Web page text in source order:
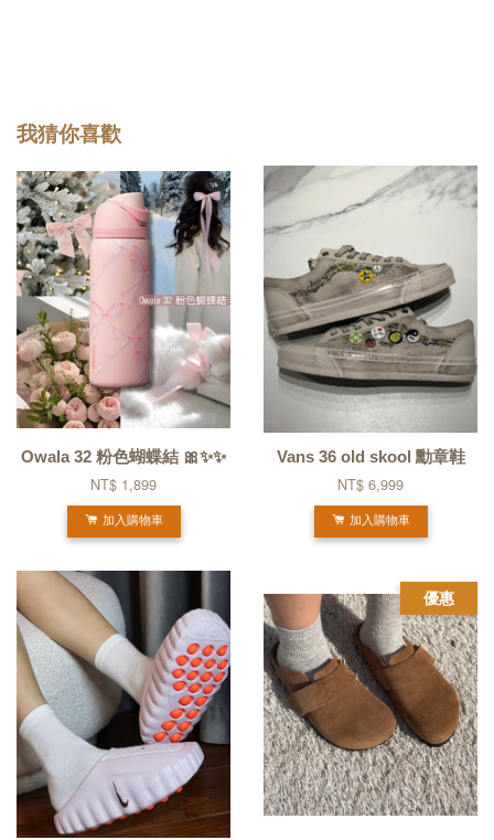
我猜你喜歡
Owala 32 粉色蝴蝶結 🎀✨✨
NT$ 1,899
加入購物車
Vans 36 old skool 勳章鞋
NT$ 6,999
加入購物車
優惠